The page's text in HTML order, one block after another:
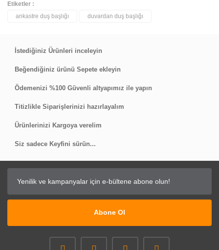
Bu ürüne ilk yorumu siz yapın!
Yorum Yaz
Etiketler :
ankastre duş başlığı
duvardan duş başlığı
İstediğiniz Ürünleri inceleyin
Beğendiğiniz ürünü Sepete ekleyin
Ödemenizi %100 Güvenli altyapımız ile yapın
Titizlikle Siparişlerinizi hazırlayalım
Ürünlerinizi Kargoya verelim
Siz sadece Keyfini sürün...
Abone Ol